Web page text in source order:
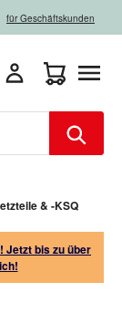
für Geschäftskunden
& -KSQ
Jetzt bis zu über